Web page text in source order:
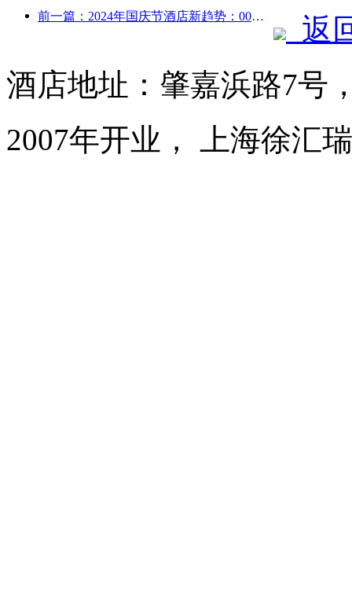
前一篇：2024年国庆节酒店新趋势：00后穿汉服住“国宾馆”喝茶学书法 彰显文化自信
返
酒店地址：肇嘉浜路7号
2007年开业， 上海徐